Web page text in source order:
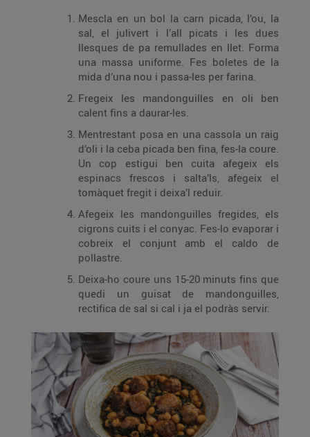
Mescla en un bol la carn picada, l’ou, la
sal, el julivert i l’all picats i les dues
llesques de pa remullades en llet. Forma
una massa uniforme. Fes boletes de la
mida d’una nou i passa-les per farina.
Fregeix les mandonguilles en oli ben
calent fins a daurar-les.
Mentrestant posa en una cassola un raig
d’oli i la ceba picada ben fina, fes-la coure.
Un cop estigui ben cuita afegeix els
espinacs frescos i salta’ls, afegeix el
tomàquet fregit i deixa’l reduir.
Afegeix les mandonguilles fregides, els
cigrons cuits i el conyac. Fes-lo evaporar i
cobreix el conjunt amb el caldo de
pollastre.
Deixa-ho coure uns 15-20 minuts fins que
quedi un guisat de mandonguilles,
rectifica de sal si cal i ja el podràs servir.